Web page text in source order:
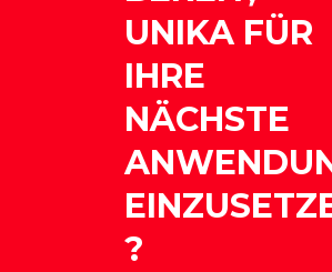
UNIKA FÜR
IHRE
NÄCHSTE
?